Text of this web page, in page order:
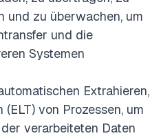
und zu überwachen, um
und die
Systemen
Extrahieren,
von Prozessen, um
verarbeiteten Daten